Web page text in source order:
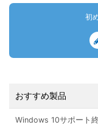
初
おすすめ製品
Windows 10サポート